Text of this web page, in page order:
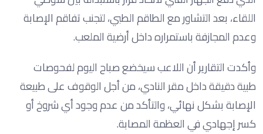
اللقاء، بعد التشاور مع الطاقم الطبي، لتجنب تفاقم الإصابة
وعدم المجازفة باستمراره داخل أرضية الملعب.
وأكدت التقارير أن اللاعب سيخضع صباح اليوم لفحوصات
طبية دقيقة داخل مقر النادي، من أجل الوقوف على طبيعة
الإصابة بشكل نهائي، والتأكد من عدم وجود أي شروخ أو
كسر إجهادي في العظمة المصابة.